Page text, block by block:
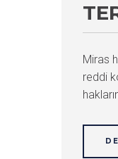
Miras
reddi